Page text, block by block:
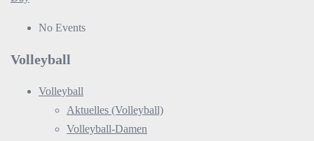
No Events
Volleyball
Volleyball
Aktuelles (Volleyball)
Volleyball-Damen